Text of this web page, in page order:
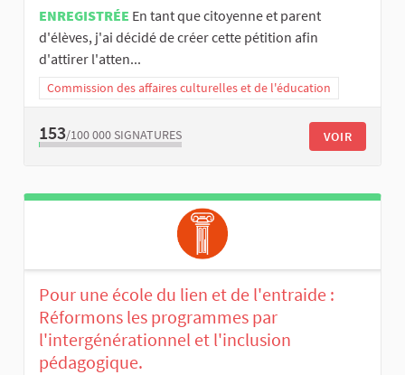
ENREGISTRÉE En tant que citoyenne et parent
d'élèves, j'ai décidé de créer cette pétition afin
d'attirer l'atten...
Commission des affaires culturelles et de l'éducation
153/100 000 SIGNATURES VOIR
Pour une école du lien et de l'entraide :
Réformons les programmes par
l'intergénérationnel et l'inclusion
pédagogique.